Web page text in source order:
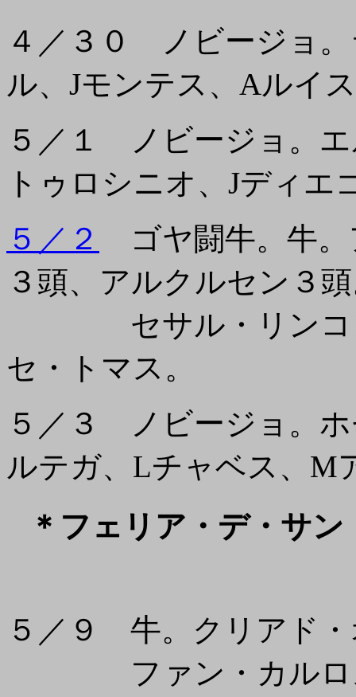
４／３０ ノビージョ
ル、Jモンテス、Aルイ
５／１ ノビージョ。
トゥロシニオ、Jディエ
５／２
ゴヤ闘牛。牛。
３頭、アルクルセン３
セサル・リンコン
セ・トマス。
５／３ ノビージョ。
ルテガ、Lチャベス、M
＊フェリア・デ・
５／９ 牛。クリアド
ファン・カルロス